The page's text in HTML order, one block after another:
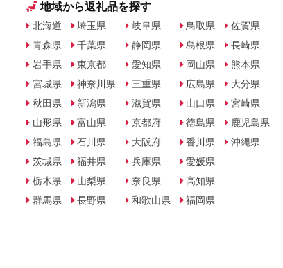
地域から返礼品を探す
北海道
青森県
岩手県
宮城県
秋田県
山形県
福島県
茨城県
栃木県
群馬県
埼玉県
千葉県
東京都
神奈川県
新潟県
富山県
石川県
福井県
山梨県
長野県
岐阜県
静岡県
愛知県
三重県
滋賀県
京都府
大阪府
兵庫県
奈良県
和歌山県
鳥取県
島根県
岡山県
広島県
山口県
徳島県
香川県
愛媛県
高知県
福岡県
佐賀県
長崎県
熊本県
大分県
宮崎県
鹿児島県
沖縄県